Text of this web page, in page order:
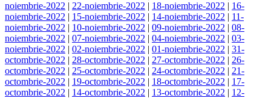
noiembrie-2022 | 22-noiembrie-2022 | 18-noiembrie-2022 | 16-
noiembrie-2022 | 15-noiembrie-2022 | 14-noiembrie-2022 | 11-
noiembrie-2022 | 10-noiembrie-2022 | 09-noiembrie-2022 | 08-
noiembrie-2022 | 07-noiembrie-2022 | 04-noiembrie-2022 | 03-
noiembrie-2022 | 02-noiembrie-2022 | 01-noiembrie-2022 | 31-
octombrie-2022 | 28-octombrie-2022 | 27-octombrie-2022 | 26-
octombrie-2022 | 25-octombrie-2022 | 24-octombrie-2022 | 21-
octombrie-2022 | 19-octombrie-2022 | 18-octombrie-2022 | 17-
octombrie-2022 | 14-octombrie-2022 | 13-octombrie-2022 | 12-